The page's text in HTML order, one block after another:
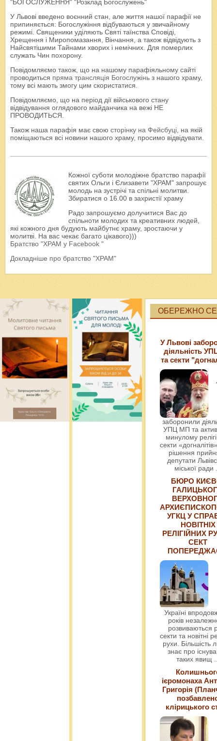
"БОГОСЛУЖЕННЯ" "Розклад Богослужень"
У Львові введено воєнний стан, але життя нашої парафії не
припиняється: Богослужіння відбуваються у звичайному
режимі. Священики уділяють Святі таїнства Сповіді,
Хрещення і Миропомазання, Вінчання, а також відвідують з
Найсвятішими Тайнами хворих і немічних. Для померлих
служать Чин похорону.
Повідомляємо також, що на нашому парафіяльному сайті
проводиться пряма трансляція Богослужінь з нашого храму,
тому всі мають змогу цим скористатися.
Повідомляємо, що на період дії військового стану
відвідування оглядового майданчика на вежі НЕ
ПРОВОДИТЬСЯ.
Також наша парафія має свою сторінку на Фейсбуці , на якій
поміщаються всі новини нашого храму, просимо відвідувати.
Кожної суботи молодіжне братство парафії
святих Ольги і Єлизавети "ХРАМ" запрошує
молодь на зустрічі та спільні молитви.
Збиратися о 16.00 в захристії храму
Радо запрошуємо долучитися Вас до
спільноти молодих та креативних людей,
які кожного дня будують майбутнє храму, зростаючи у
молитві. На вас чекає багато цікавого)))
Братство "ХРАМ у Facebook "
Докладніше про братство "ХРАМ"
ОБЕРЕЖНО
У Львові
діяльність
та секти
заборонили
УПЦ МП та
минулому
секти
рішення
депутати
міської ради
БЮРО
УГКЦ У
НОВІТНІХ
РЕЛІГІЙНИХ
СЕКТ
Україні
років
розвиваються
секти та новітні
рухи. Більшість
знає про
таких явищ
ієромонаха
Григорія
клірицького